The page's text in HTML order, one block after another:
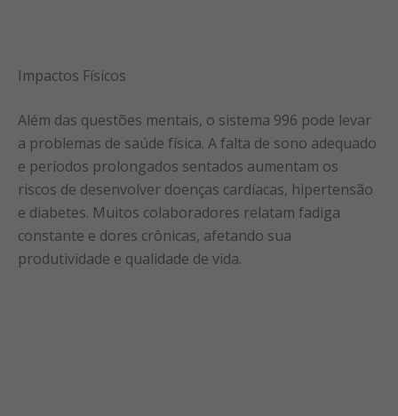
Impactos Físicos
Além das questões mentais, o sistema 996 pode levar
a problemas de saúde física. A falta de sono adequado
e períodos prolongados sentados aumentam os
riscos de desenvolver doenças cardíacas, hipertensão
e diabetes. Muitos colaboradores relatam fadiga
constante e dores crônicas, afetando sua
produtividade e qualidade de vida.